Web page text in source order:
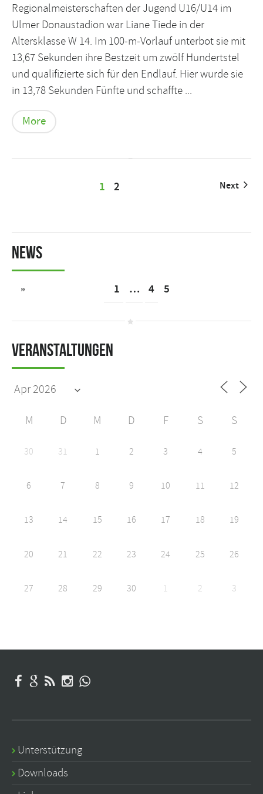
Regionalmeisterschaften der Jugend U16/U14 im
Ulmer Donaustadion war Liane Tiede in der
Altersklasse W 14. Im 100-m-Vorlauf unterbot sie mit
13,67 Sekunden ihre Bestzeit um zwölf Hundertstel
und qualifizierte sich für den Endlauf. Hier wurde sie
in 13,78 Sekunden Fünfte und schaffte ...
More
1 2 Next
News
„ 1 … 4 5
Veranstaltungen
M D M D F S S
30 31 1 2 3 4 5
6 7 8 9 10 11 12
13 14 15 16 17 18 19
20 21 22 23 24 25 26
27 28 29 30 1 2 3
Unterstützung
Downloads